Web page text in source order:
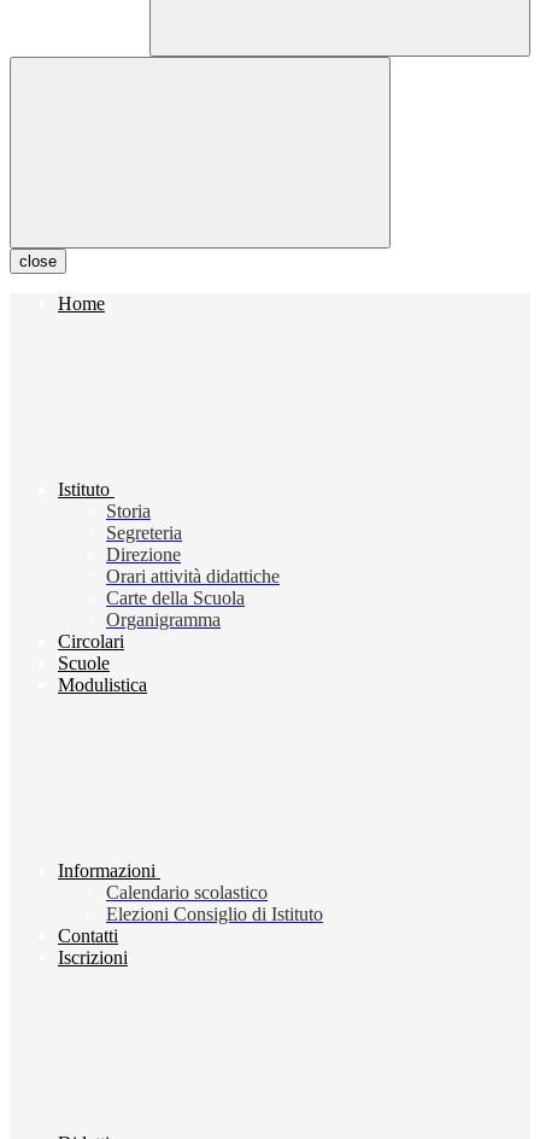
close
Home
Istituto
Storia
Segreteria
Direzione
Orari attività didattiche
Carte della Scuola
Organigramma
Circolari
Scuole
Modulistica
Informazioni
Calendario scolastico
Elezioni Consiglio di Istituto
Contatti
Iscrizioni